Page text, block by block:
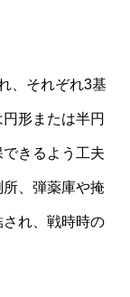
、それぞれ3基
形または半円
きるよう工夫
、弾薬庫や掩
れ、戦時時の